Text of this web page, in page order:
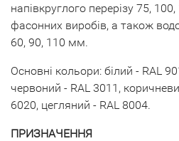
напівкруглого перерізу 75,
фасонних виробів, а також
60, 90, 110 мм.
Основні кольори: білий - RAL
червоний - RAL 3011,
6020, цегляний - RAL 8004.
ПРИЗНАЧЕННЯ